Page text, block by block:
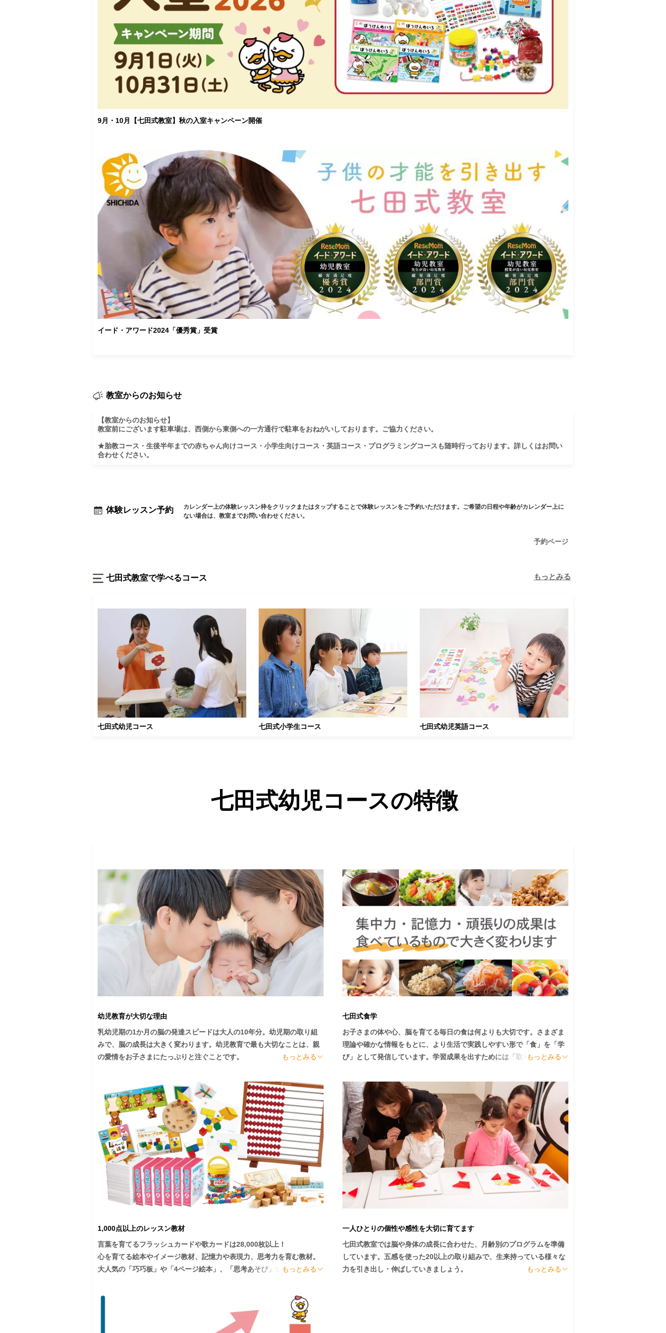
9月・10月【七田式教室】秋の入室キャンペーン開催
イード・アワード2024「優秀賞」受賞
教室からのお知らせ
【教室からのお知らせ】
教室前にございます駐車場は、西側から東側への一方通行で駐車をおねがいしております。ご協力ください。
★胎教コース・生後半年までの赤ちゃん向けコース・小学生向けコース・英語コース・プログラミングコースも随時行っております。詳しくはお問い
合わせください。
体験レッスン予約
カレンダー上の体験レッスン枠をクリックまたはタップすることで体験レッスンをご予約いただけます。ご希望の日程や年齢がカレンダー上に
ない場合は、教室までお問い合わせください。
予約ページ
七田式教室で学べるコース もっとみる
七田式幼児コース 七田式小学生コース 七田式幼児英語コース
七田式幼児コースの特徴
幼児教育が大切な理由
乳幼児期の1か月の脳の発達スピードは大人の10年分。幼児期の取り組
みで、脳の成長は大きく変わります。幼児教育で最も大切なことは、親
の愛情をお子さまにたっぷりと注ぐことです。
そのためには、子供の脳と心の働きを知って、それを満たしてあげるこ
とです。脳の成長を知ることは、能力を育むことはもちろんのこと、子
供の心を育むことにも通じます。
もっとみる
七田式食学
お子さまの体や心、脳を育てる毎日の食は何よりも大切です。さまざま
理論や確かな情報をもとに、より生活で実践しやすい形で「食」を「学
び」として発信しています。学習成果を出すためには「取り組み」だけ
そのため、「知育だけ」ではなく、「子育て全般」を多方面から七田式
教育はサポートいたします。正しい情報があれば、子育てに関する迷い
や不安は一つずつ解消できます。子供たちに豊かな学びと家族が幸せで
あるための、確かなノウハウを身につけることができます。
もっとみる
1,000点以上のレッスン教材
言葉を育てるフラッシュカードや歌カードは28,000枚以上！
心を育てる絵本やイメージ教材、記憶力や表現力、思考力を育む教材。
大人気の「巧巧板」や「4ページ絵本」、「思考あそび」シリーズなど、
もっとみる
一人ひとりの個性や感性を大切に育てます
七田式教室では脳や身体の成長に合わせた、月齢別のプログラムを準備
しています。五感を使った20以上の取り組みで、生来持っている様々な
力を引き出し・伸ばしていきましょう。
もっとみる